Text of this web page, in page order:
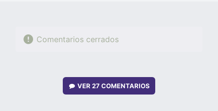
Comentarios cerrados
VER27 COMENTARIOS